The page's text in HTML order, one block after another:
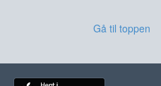
Gå til toppen